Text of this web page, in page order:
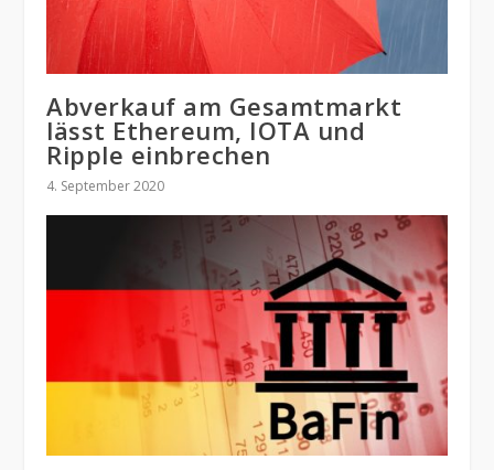
Abverkauf am Gesamtmarkt
lässt Ethereum, IOTA und
Ripple einbrechen
4. September 2020